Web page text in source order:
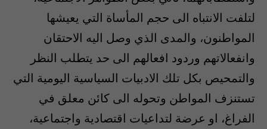
لتلفت الانتباه الى حجم المأساة التي يعيشها
المواطنون، والمدى الذي وصل اليه الاحتقان
وانفعالاتهم وردود افعالهم الى حد يتطلب النظر
والتمحيص بكل تلك الادبيات السياسية اليومية التي
تستنزف المواطن وتحوله الى كائن معلق في
الفراغ، او عرضة لتداعيات اقتصادية واجتماعية،